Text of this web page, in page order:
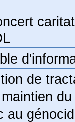
de
au